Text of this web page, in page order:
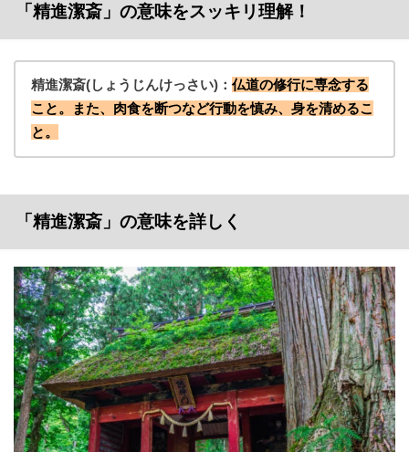
「精進潔斎」の意味をスッキリ理解！
精進潔斎(しょうじんけっさい)： 仏道の修行に専念する
こと。また、肉食を断つなど行動を慎み、身を清めるこ
と。
「精進潔斎」の意味を詳しく